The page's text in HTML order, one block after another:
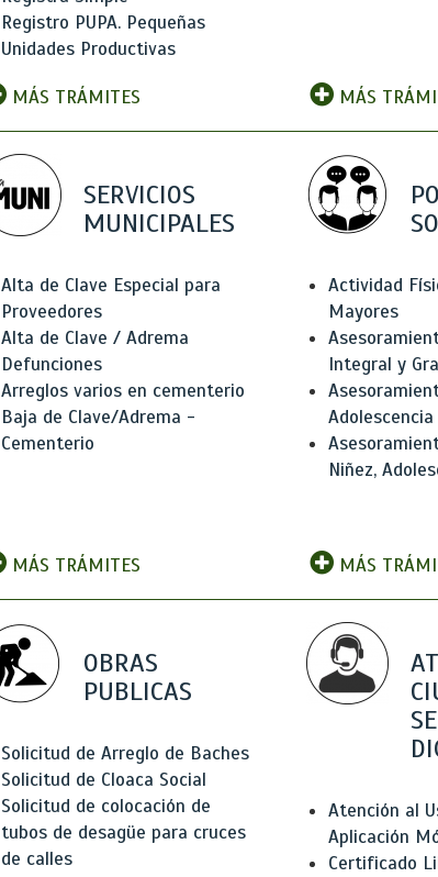
Registro PUPA. Pequeñas
Unidades Productivas
MÁS TRÁMITES MÁS
SERVICIOS
MUNICIPALES
Alta de Clave Especial para
Proveedores
Alta de Clave / Adrema
Defunciones
Arreglos varios en cementerio
Baja de Clave/Adrema -
Cementerio
MÁS TRÁMITES
Actividad
Mayores
Integral y
Niñez,
MÁS
OBRAS
PUBLICAS
Solicitud de Arreglo de Baches
Solicitud de Cloaca Social
Solicitud de colocación de
tubos de desagüe para cruces
de calles
Atención al
Aplicación
Certificado